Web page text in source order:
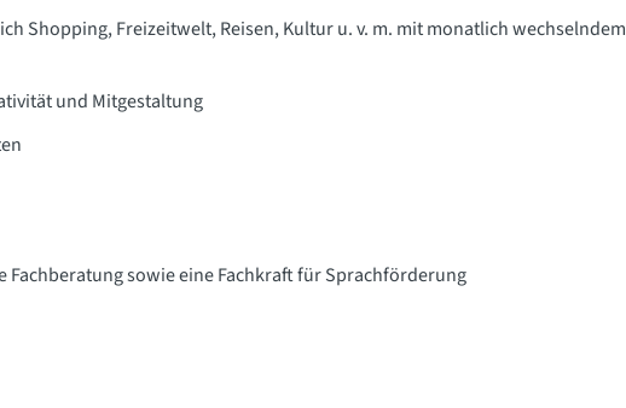
Shopping, Freizeitwelt, Reisen, Kultur u. v. m. mit monatlich wechselndem
und Mitgestaltung
sowie eine Fachkraft für Sprachförderung